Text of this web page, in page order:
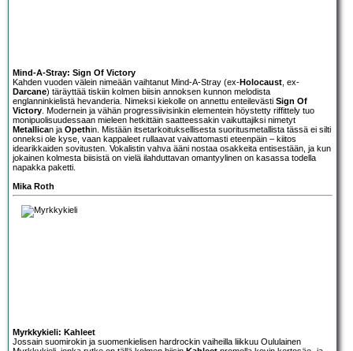
Mind-A-Stray: Sign Of Victory
Kahden vuoden välein nimeään vaihtanut Mind-A-Stray (ex-Holocaust , ex-
Darcane) täräyttää tiskiin kolmen biisin annoksen kunnon melodista
englanninkielistä hevanderia. Nimeksi kiekolle on annettu enteilevästi Sign Of
Victory . Modernein ja vähän progressiivisinkin elementein höystetty riffittely tuo
monipuolisuudessaan mieleen hetkittäin saatteessakin vaikuttajiksi nimetyt
Metallican ja Opethin. Mistään itsetarkoituksellisesta suoritusmetallista tässä ei silti
onneksi ole kyse, vaan kappaleet rullaavat vaivattomasti eteenpäin – kiitos
idearikkaiden sovitusten. Vokalistin vahva ääni nostaa osakkeita entisestään, ja kun
jokainen kolmesta biisistä on vielä ilahduttavan omantyylinen on kasassa todella
napakka paketti.
Mika Roth
Myrkkykieli: Kahleet
Jossain suomirokin ja suomenkielisen hardrockin vaiheilla liikkuu Oululainen